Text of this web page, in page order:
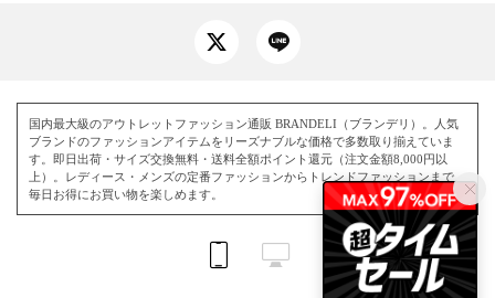
国内最大級のアウトレットファッション通販 BRANDELI（ブランデリ）。人気
ブランドのファッションアイテムをリーズナブルな価格で多数取り揃えていま
す。即日出荷・サイズ交換無料・送料全額ポイント還元（注文金額8,000円以
上）。レディース・メンズの定番ファッションからトレンドファッションまで、
毎日お得にお買い物を楽しめます。